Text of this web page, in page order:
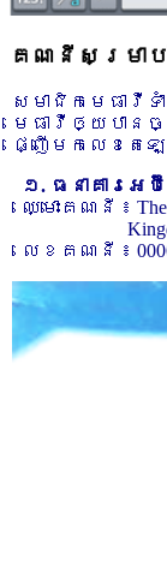
គណនីសម្រាប់
សមាជិកមេធាវី
មេធាវីឲ្យបា
ផ្ញើមកលេខតេឡ
១. ធនាគារអេប៊ី
ឈ្មោះគណនី ៖ The
Kingdom
លេខគណនី ៖